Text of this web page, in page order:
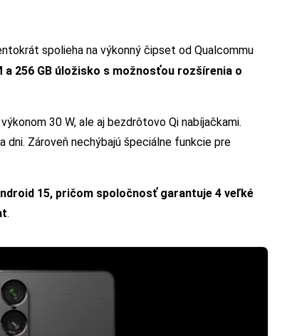
spolieha na výkonný čipset od Qualcommu
a 256 GB úložisko s možnosťou rozšírenia o
30 W, ale aj bezdrôtovo Qi nabíjačkami.
Zároveň nechýbajú špeciálne funkcie pre
15, pričom spoločnosť garantuje 4 veľké
.